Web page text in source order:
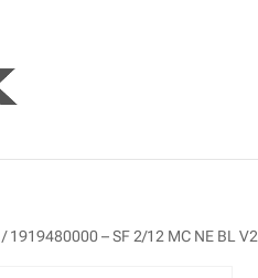
/ 1919480000 – SF 2/12 MC NE BL V2